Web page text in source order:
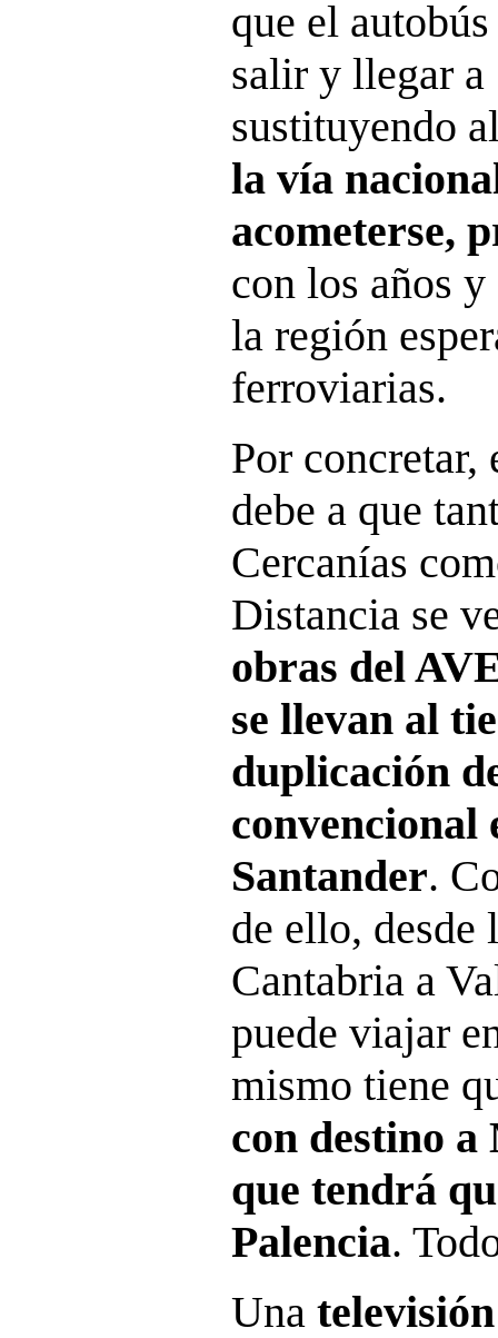
que el
salir y llegar a
sustituyendo
la vía
acometerse,
con los años y
la región
ferroviarias.
Por concretar,
debe a que
Cercanías
Distancia se
obras del
se llevan al
duplicación
convencional
Santander.
de ello, desde
Cantabria a
puede viajar
mismo tiene
con destino
que tendrá
Palencia.
Una